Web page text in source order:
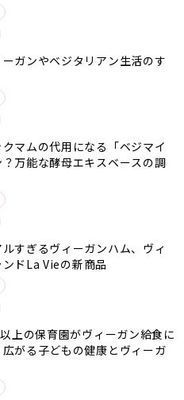
ガンやベジタリアン生活のす
マムの代用になる「ベジマイ
？万能な酵母エキスベースの調
ルすぎるヴィーガンハム、ヴィ
ドLa Vieの新商品
上の保育園がヴィーガン給食に
がる子どもの健康とヴィーガ